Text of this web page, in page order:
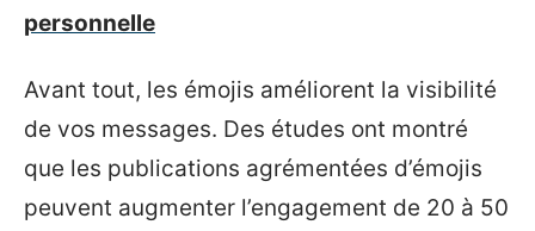
personnelle
Avant tout, les émojis améliorent la visibilité
de vos messages. Des études ont montré
que les publications agrémentées d’émojis
peuvent augmenter l’engagement de 20 à 50